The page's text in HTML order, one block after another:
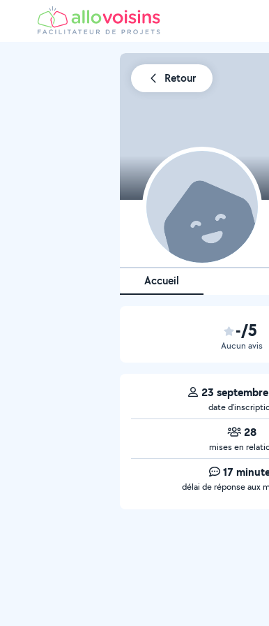
Retour
Accueil
-/5
Aucun avis
23
date
28
mises en
17
délai de réponse aux